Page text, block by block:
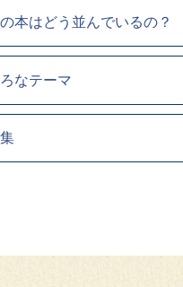
本はどう並んでいるの？
なテーマ